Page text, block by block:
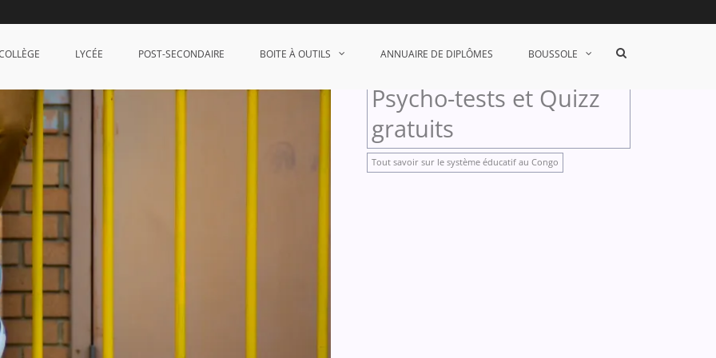
LYCÉE POST-SECONDAIRE BOITE À OUTILS ANNUAIRE DE DIPLÔMES BOUSSOLE
Show
accès rapide
Psycho-tests et Quizz
gratuits
Tout savoir sur le système éducatif au Congo